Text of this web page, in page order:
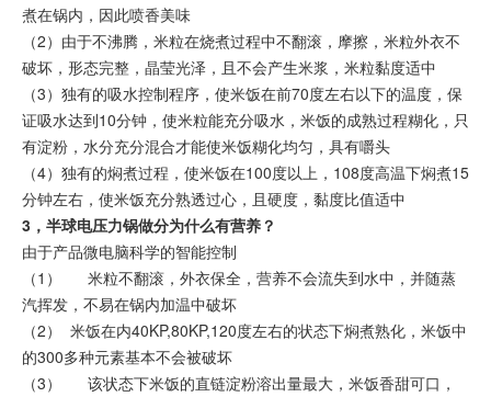
煮在锅内，因此喷香美味
（2）由于不沸腾，米粒在烧煮过程中不翻滚，摩擦，米粒外衣不
破坏，形态完整，晶莹光泽，且不会产生米浆，米粒黏度适中
（3）独有的吸水控制程序，使米饭在前70度左右以下的温度，保
证吸水达到10分钟，使米粒能充分吸水，米饭的成熟过程糊化，只
有淀粉，水分充分混合才能使米饭糊化均匀，具有嚼头
（4）独有的焖煮过程，使米饭在100度以上，108度高温下焖煮15
分钟左右，使米饭充分熟透过心，且硬度，黏度比值适中
3，半球电压力锅做分为什么有营养？
由于产品微电脑科学的智能控制
（1） 米粒不翻滚，外衣保全，营养不会流失到水中，并随蒸
汽挥发，不易在锅内加温中破坏
（2） 米饭在内40KP,80KP,120度左右的状态下焖煮熟化，米饭中
的300多种元素基本不会被破坏
（3） 该状态下米饭的直链淀粉溶出量最大，米饭香甜可口，